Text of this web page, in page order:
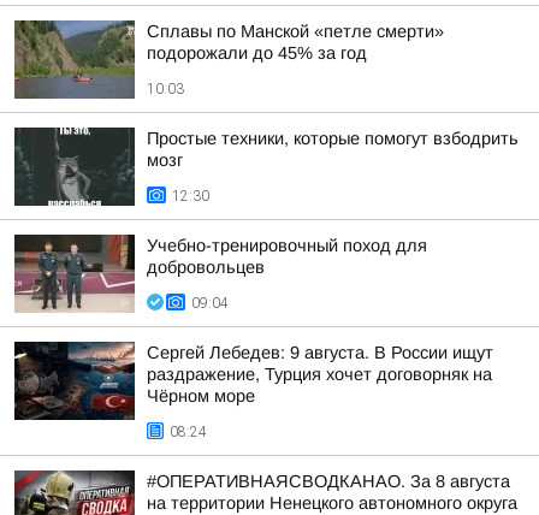
Сплавы по Манской «петле смерти»
подорожали до 45% за год
10:03
Простые техники, которые помогут взбодрить
мозг
12:30
Учебно-тренировочный поход для
добровольцев
09:04
Сергей Лебедев: 9 августа. В России ищут
раздражение, Турция хочет договорняк на
Чёрном море
08:24
#ОПЕРАТИВНАЯСВОДКАНАО. За 8 августа
на территории Ненецкого автономного округа